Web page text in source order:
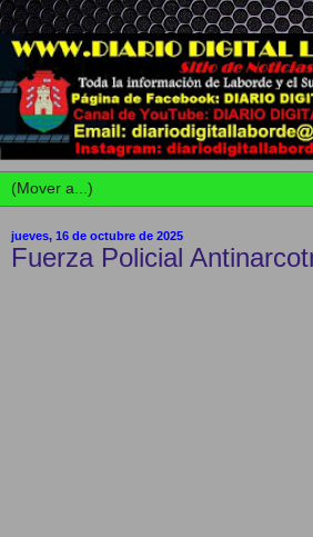
jueves, 16 de octubre de 2025
Fuerza Policial